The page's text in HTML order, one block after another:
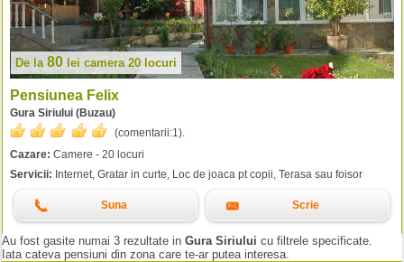
De la 80 lei camera 20 locuri
Pensiunea Felix
Gura Siriului (Buzau)
(comentarii:1).
Cazare: Camere - 20 locuri
Servicii: Internet, Gratar in curte, Loc de joaca pt copii, Terasa sau foisor
Suna Scrie
Au fost gasite numai 3 rezultate in Gura Siriului cu filtrele specificate.
Iata cateva pensiuni din zona care te-ar putea interesa.